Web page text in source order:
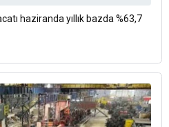
haziranda yıllık bazda %63,7